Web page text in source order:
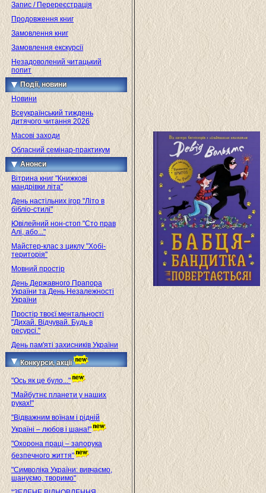
Запис / Перереєстрація
Продовження книг
Замовлення книг
Замовлення екскурсії
Незадоволений читацький
попит
Події, новини
Новини
Всеукраїнський тиждень
дитячого читання 2026
Масові заходи
Обласний семінар-практикум
Анонси
Вітрина книг "Книжкові
мандрівки літа"
День настільних ігор "Літо в
бібліо-стилі"
Ювілейний нон-стоп "Сто прав
Алі, або..."
Майстер-клас з циклу "Хобі-
територія"
Мовний простір
День Державного Прапора
України та День Незалежності
України
Простір твоєї ментальності
"Дихай. Відчувай. Будь в
ресурсі."
День пам'яті захисників України
Конкурси, акції
"Ось як це було..."
"Майбутнє планети у наших
руках!"
"Відважним воїнам і рідній
Україні – любов і шана!"
"Охорона праці – запорука
безпечного життя"
"Символіка України: вивчаємо,
шануємо, творимо"